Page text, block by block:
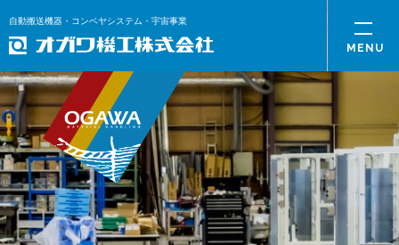
自動搬送機器・コンベヤシステム・宇宙事業